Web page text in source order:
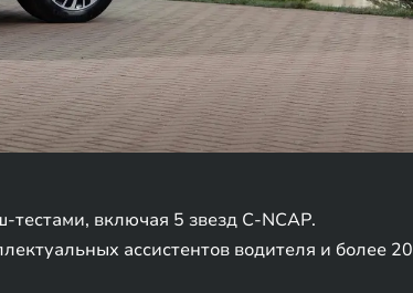
включая 5 звезд C-NCAP.
ассистентов водителя и более 20